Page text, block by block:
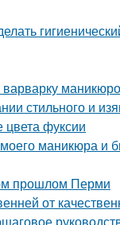
варварку
стильного и
цвета фуксии
маникюра
прошлом Перми
от